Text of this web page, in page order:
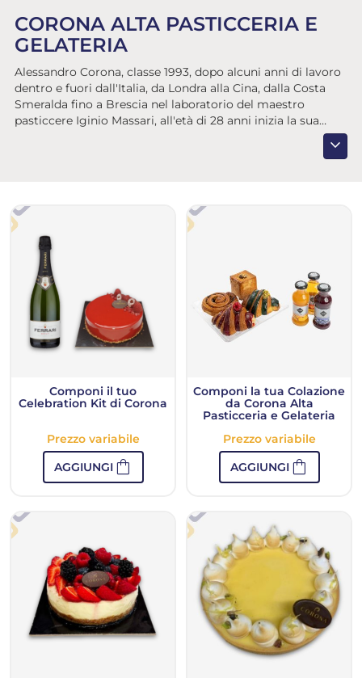
CORONA ALTA PASTICCERIA E
GELATERIA
Alessandro Corona, classe 1993, dopo alcuni anni di lavoro
dentro e fuori dall'Italia, da Londra alla Cina, dalla Costa
Smeralda fino a Brescia nel laboratorio del maestro
pasticcere Iginio Massari, all'età di 28 anni inizia la sua
eccellenze gastronomiche del territorio". Ed è proprio
questa visione che lo porta, a Novembre 2021, sfidando con
coraggio il periodo storico che stiamo attraversando, a
realizzare il sogno di aprire Corona - alta pasticceria e
gelateria- nel cuore di Milano, nella storica zona di Porta
Venezia: un nuovo concept store, dinamico nella sua
proposta e nella sua gestione.
expand_more
Componi il tuo
Celebration Kit di Corona
Prezzo variabile
AGGIUNGIshopping_bag
Componi la tua Colazione
da Corona Alta
Pasticceria e Gelateria
Prezzo variabile
AGGIUNGIshopping_bag